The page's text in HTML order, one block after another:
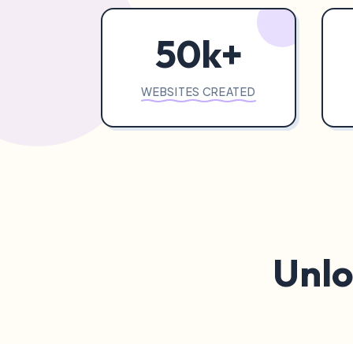
50k+
WEBSITES CREATED